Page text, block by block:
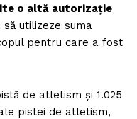
o altă autorizație
utilizeze suma
pentru care a fost
de atletism și 1.025
pistei de atletism,